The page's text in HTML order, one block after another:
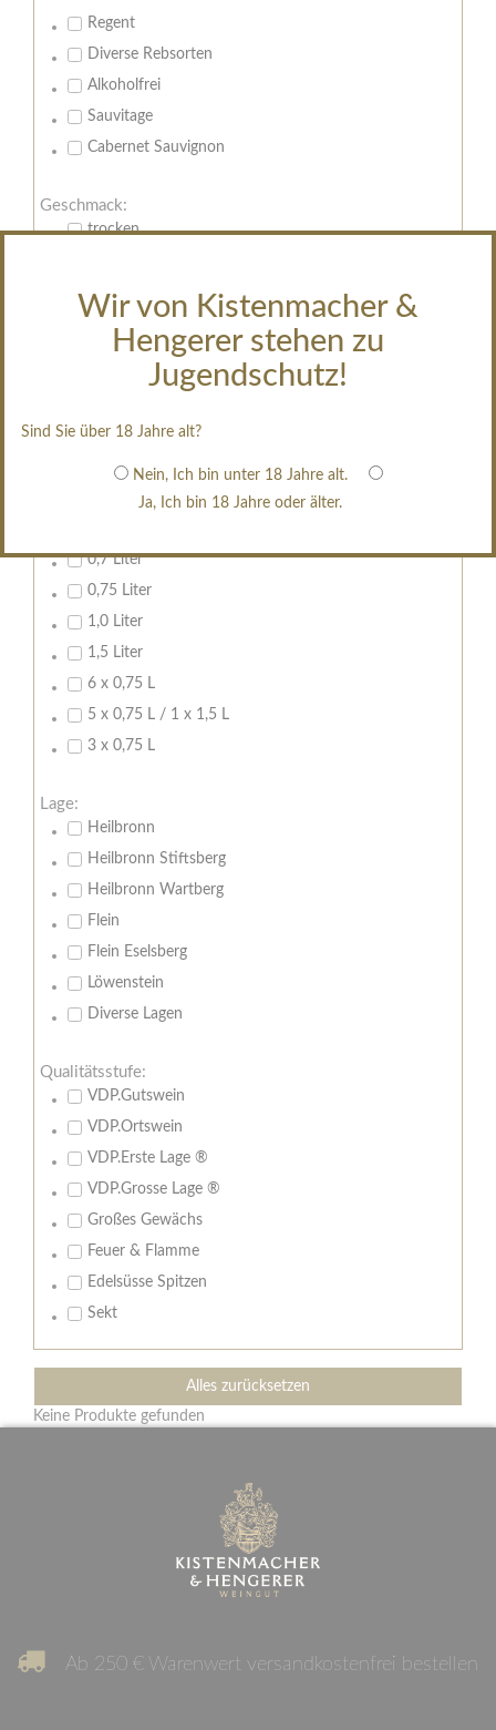
Wir von Kistenmacher &
Hengerer stehen zu
Jugendschutz!
Sind Sie über 18 Jahre alt?
Nein, Ich bin unter 18 Jahre alt.
Ja, Ich bin 18 Jahre oder älter.
Regent
Diverse Rebsorten
Alkoholfrei
Sauvitage
Cabernet Sauvignon
Geschmack:
trocken
halbtrocken
edelsüß
erfrischend, nicht zu süß
0,7 Liter
0,75 Liter
1,0 Liter
1,5 Liter
6 x 0,75 L
5 x 0,75 L / 1 x 1,5 L
3 x 0,75 L
Lage:
Heilbronn
Heilbronn Stiftsberg
Heilbronn Wartberg
Flein
Flein Eselsberg
Löwenstein
Diverse Lagen
Qualitätsstufe:
VDP.Gutswein
VDP.Ortswein
VDP.Erste Lage ®
VDP.Grosse Lage ®
Großes Gewächs
Feuer & Flamme
Edelsüsse Spitzen
Sekt
Alles zurücksetzen
Keine Produkte gefunden
Ab 250 € Warenwert versandkostenfrei bestellen